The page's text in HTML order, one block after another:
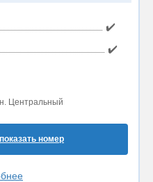
✔️
✔️
н. Центральный
показать номер